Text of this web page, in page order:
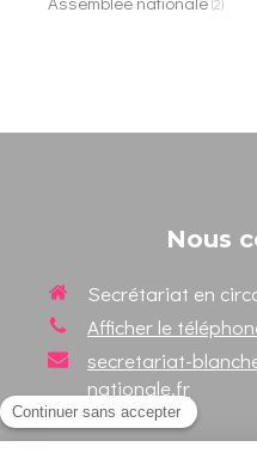
Nous
Secrétariat en
Afficher le
secretariat-
nationale.fr